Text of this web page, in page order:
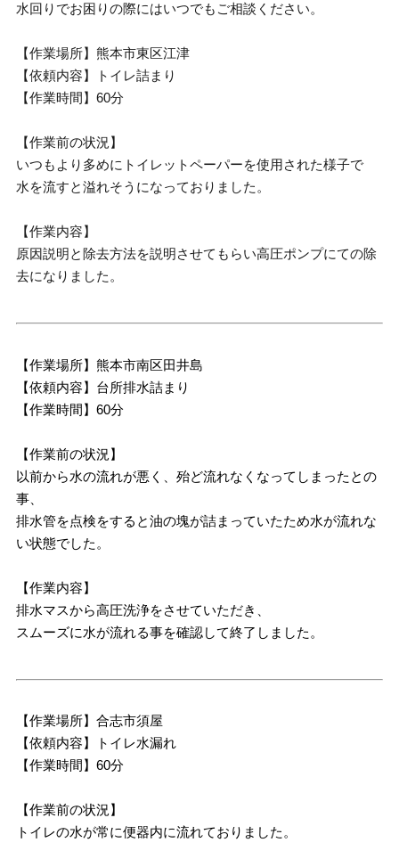
水回りでお困りの際にはいつでもご相談ください。
【作業場所】熊本市東区江津
【依頼内容】トイレ詰まり
【作業時間】60分
【作業前の状況】
いつもより多めにトイレットペーパーを使用された様子で
水を流すと溢れそうになっておりました。
【作業内容】
原因説明と除去方法を説明させてもらい高圧ポンプにての除
去になりました。
【作業場所】熊本市南区田井島
【依頼内容】台所排水詰まり
【作業時間】60分
【作業前の状況】
以前から水の流れが悪く、殆ど流れなくなってしまったとの
事、
排水管を点検をすると油の塊が詰まっていたため水が流れな
い状態でした。
【作業内容】
排水マスから高圧洗浄をさせていただき、
スムーズに水が流れる事を確認して終了しました。
【作業場所】合志市須屋
【依頼内容】トイレ水漏れ
【作業時間】60分
【作業前の状況】
トイレの水が常に便器内に流れておりました。